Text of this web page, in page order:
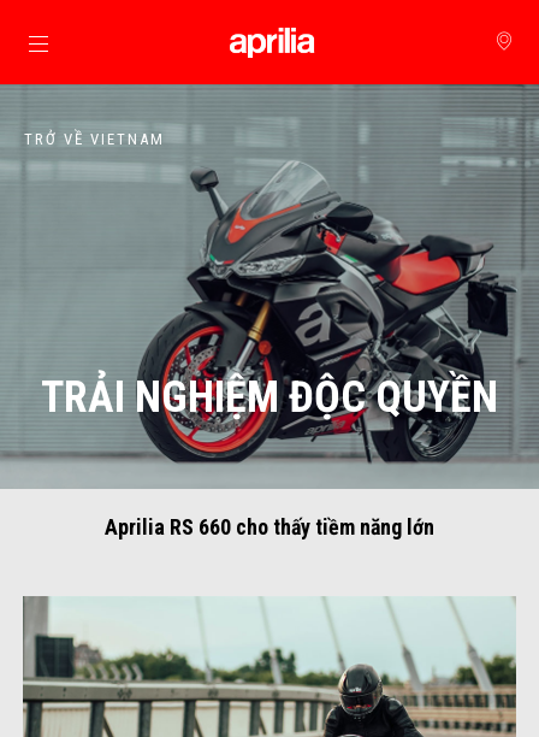
Đi đến bảng tin chính
TRỞ VỀ VIETNAM
TRẢI NGHIỆM ĐỘC QUYỀN
Aprilia RS 660 cho thấy tiềm năng lớn